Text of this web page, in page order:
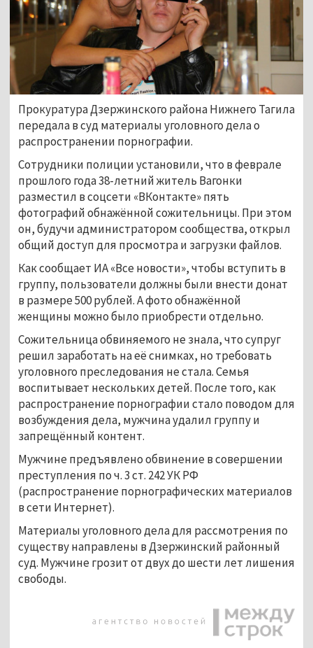
Прокуратура Дзержинского района Нижнего Тагила
передала в суд материалы уголовного дела о
распространении порнографии.
Сотрудники полиции установили, что в феврале
прошлого года 38-летний житель Вагонки
разместил в соцсети «ВКонтакте» пять
фотографий обнажённой сожительницы. При этом
он, будучи администратором сообщества, открыл
общий доступ для просмотра и загрузки файлов.
Как сообщает ИА «Все новости», чтобы вступить в
группу, пользователи должны были внести донат
в размере 500 рублей. А фото обнажённой
женщины можно было приобрести отдельно.
Сожительница обвиняемого не знала, что супруг
решил заработать на её снимках, но требовать
уголовного преследования не стала. Семья
воспитывает нескольких детей. После того, как
распространение порнографии стало поводом для
возбуждения дела, мужчина удалил группу и
запрещённый контент.
Мужчине предъявлено обвинение в совершении
преступления по ч. 3 ст. 242 УК РФ
(распространение порнографических материалов
в сети Интернет).
Материалы уголовного дела для рассмотрения по
существу направлены в Дзержинский районный
суд. Мужчине грозит от двух до шести лет лишения
свободы.